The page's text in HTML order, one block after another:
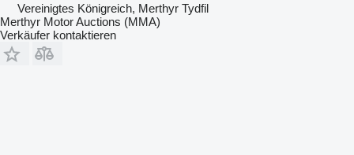
Vereinigtes Königreich, Merthyr Tydfil
Merthyr Motor Auctions (MMA)
Verkäufer kontaktieren